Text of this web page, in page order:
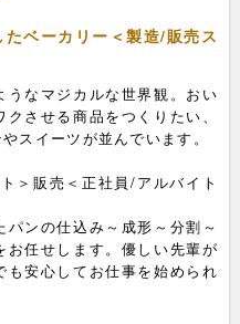
ベーカリー＜製造/販売ス
うなマジカルな世界観。おい
させる商品をつくりたい、
スイーツが並んでいます。
＞販売＜正社員/アルバイト
ンの仕込み～成形～分割～
任せします。優しい先輩が
安心してお仕事を始められ